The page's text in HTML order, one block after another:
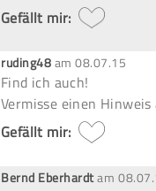
Gefällt mir:
ruding48am08.07.15
Find ich auch!
Vermisse einen
Gefällt mir:
Bernd Eberhardtam